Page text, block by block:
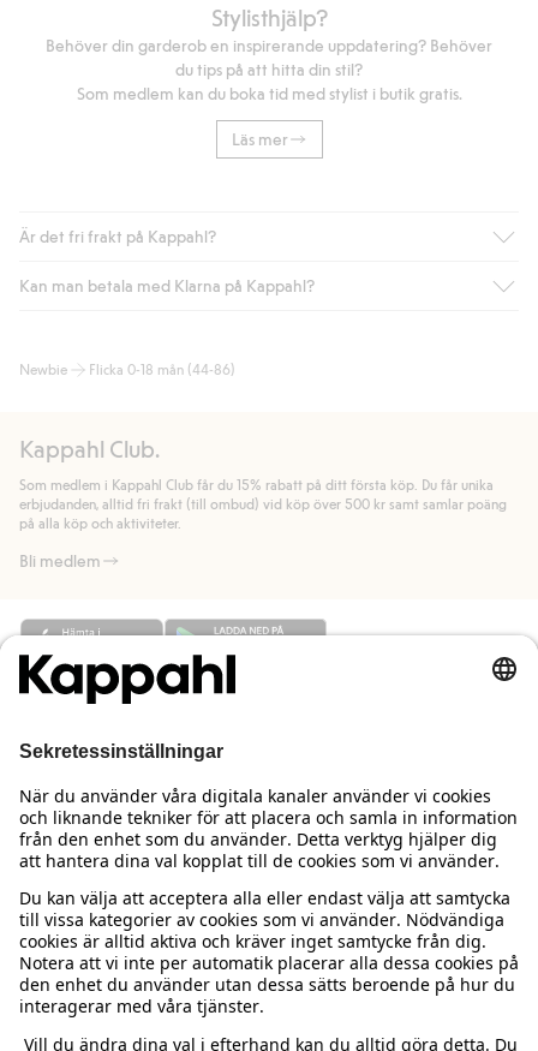
Stylisthjälp?
Behöver din garderob en inspirerande uppdatering? Behöver
du tips på att hitta din stil?
Som medlem kan du boka tid med stylist i butik gratis.
Läs mer
Är det fri frakt på Kappahl?
Är du medlem i Kappahl Club har du alltid gratis frakt till butik
automatik efter du loggat in och identifierats som medlem.
handlar för.
Läs mer
Kan man betala med Klarna på Kappahl?
bland annat faktura och swish men även andra betalningssätt.
allmänna villkor.
Läs mer
Newbie Flicka 0-18 mån (44-86)
Kappahl Club.
Som medlem i Kappahl Club får du 15% rabatt på ditt första köp. Du får unika
erbjudanden, alltid fri frakt (till ombud) vid köp över 500 kr samt samlar poäng
på alla köp och aktiviteter.
Bli medlem
Behöver du hjälp?
Kundservice
Vanliga frågor
Beställning & retur
Kontakta oss
Kappahl Club
Logga in
Kappahl Club
Medlemsvillkor
Om oss
Om Kappahl Group
Villkor & policy
Köpvillkor Sverige
Mer från oss